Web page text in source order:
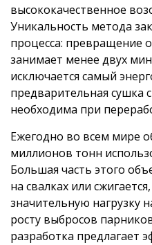
высококачественное
Уникальность метода
процесса: превращение
занимает менее двух
исключается самый
предварительная сушка
необходима при
Ежегодно во всем мире
миллионов тонн
Большая часть этого
на свалках или
значительную нагрузку
росту выбросов
разработка предлагает